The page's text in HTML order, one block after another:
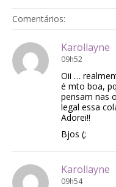
Comentários:
Karollayne
09h52
Oii …
é mto boa,
pensam nas
legal essa
Adorei!!
Bjos (;
Karollayne
09h54